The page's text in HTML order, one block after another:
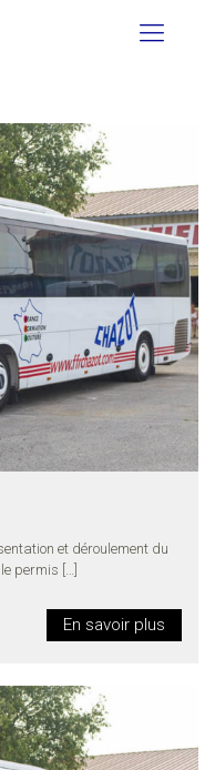
et déroulement du
permis
En savoir plus